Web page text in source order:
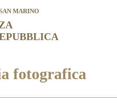
MARINO
fotografica